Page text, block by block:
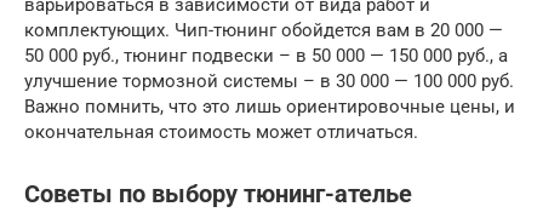
варьироваться в зависимости от вида работ и
комплектующих. Чип-тюнинг обойдется вам в 20 000 —
50 000 руб., тюнинг подвески – в 50 000 — 150 000 руб., а
улучшение тормозной системы – в 30 000 — 100 000 руб.
Важно помнить, что это лишь ориентировочные цены, и
окончательная стоимость может отличаться.
Советы по выбору тюнинг-ателье